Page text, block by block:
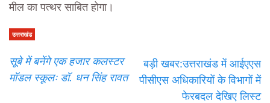
मील का पत्थर साबित होगा।
उत्तराखंड
सूबे में बनेंगे एक हजार कलस्टर
मॉडल स्कूलः डॉ. धन सिंह रावत
बड़ी खबर:उत्तराखंड में आईएएस
पीसीएस अधिकारियों के विभागों में
फेरबदल देखिए लिस्ट